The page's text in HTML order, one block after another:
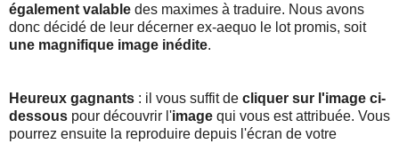
également valable des maximes à traduire. Nous avons
donc décidé de leur décerner ex-aequo le lot promis, soit
une magnifique image inédite.
Heureux gagnants : il vous suffit de cliquer sur l'image ci-
dessous pour découvrir l'image qui vous est attribuée. Vous
pourrez ensuite la reproduire depuis l'écran de votre